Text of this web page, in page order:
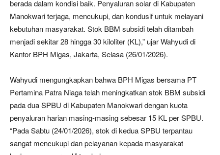
berada dalam kondisi baik. Penyaluran solar di Kabupaten
Manokwari terjaga, mencukupi, dan kondusif untuk melayani
kebutuhan masyarakat. Stok BBM subsidi telah ditambah
menjadi sekitar 28 hingga 30 kiloliter (KL),” ujar Wahyudi di
Kantor BPH Migas, Jakarta, Selasa (26/01/2026).
Wahyudi mengungkapkan bahwa BPH Migas bersama PT
Pertamina Patra Niaga telah meningkatkan stok BBM subsidi
pada dua SPBU di Kabupaten Manokwari dengan kuota
penyaluran harian masing-masing sebesar 15 KL per SPBU.
“Pada Sabtu (24/01/2026), stok di kedua SPBU terpantau
sangat mencukupi dan pelayanan kepada masyarakat